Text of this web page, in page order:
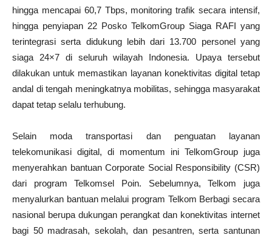
hingga mencapai 60,7 Tbps, monitoring trafik secara intensif,
hingga penyiapan 22 Posko TelkomGroup Siaga RAFI yang
terintegrasi serta didukung lebih dari 13.700 personel yang
siaga 24×7 di seluruh wilayah Indonesia. Upaya tersebut
dilakukan untuk memastikan layanan konektivitas digital tetap
andal di tengah meningkatnya mobilitas, sehingga masyarakat
dapat tetap selalu terhubung.
Selain moda transportasi dan penguatan layanan
telekomunikasi digital, di momentum ini TelkomGroup juga
menyerahkan bantuan Corporate Social Responsibility (CSR)
dari program Telkomsel Poin. Sebelumnya, Telkom juga
menyalurkan bantuan melalui program Telkom Berbagi secara
nasional berupa dukungan perangkat dan konektivitas internet
bagi 50 madrasah, sekolah, dan pesantren, serta santunan